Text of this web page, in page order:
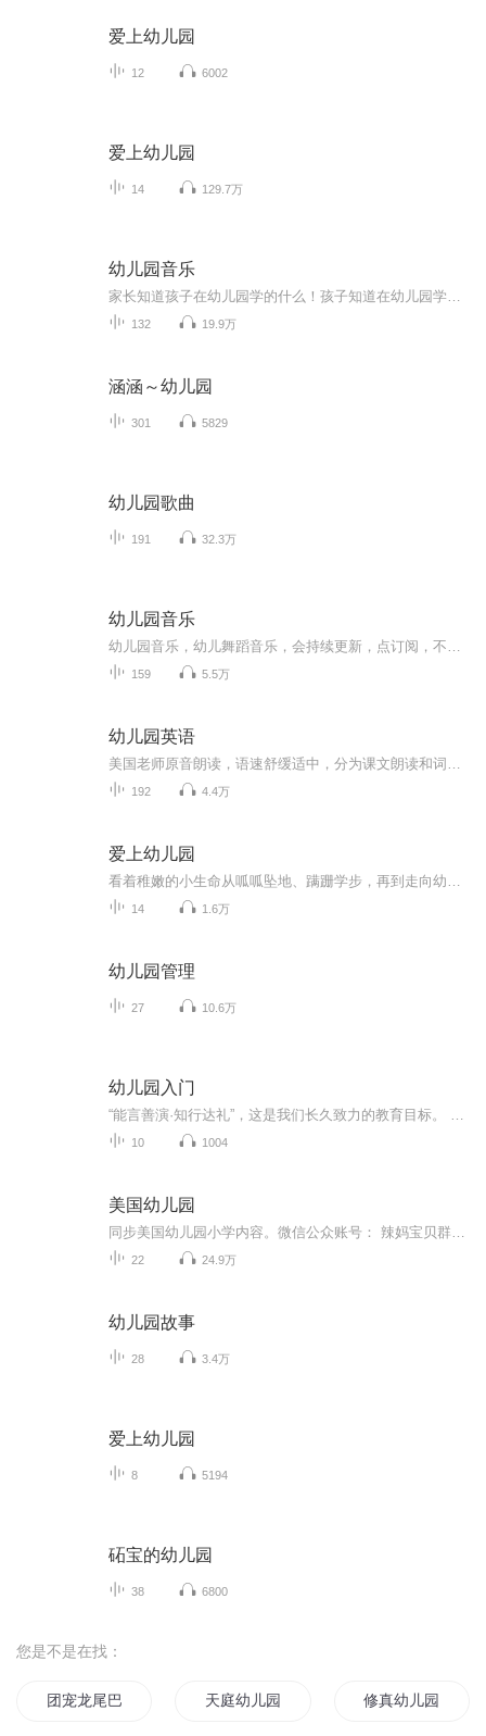
爱上幼儿园
12 6002
爱上幼儿园
14 129.7万
幼儿园音乐
132 19.9万
涵涵～幼儿园
301 5829
幼儿园歌曲
191 32.3万
幼儿园音乐
159 5.5万
幼儿园英语
192 4.4万
爱上幼儿园
14 1.6万
幼儿园管理
27 10.6万
幼儿园入门
10 1004
美国幼儿园
22 24.9万
幼儿园故事
28 3.4万
爱上幼儿园
8 5194
砳宝的幼儿园
38 6800
您是不是在找：
团宠龙尾巴上幼儿园啦 天庭幼儿园 修真幼儿园